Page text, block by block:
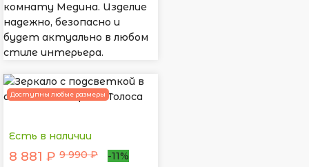
комнату Медина. Изделие
надежно, безопасно и
будет актуально в любом
стиле интерьера.
Доступны любые размеры
Есть в наличии
8 881 ₽ 9 990 ₽
-11%